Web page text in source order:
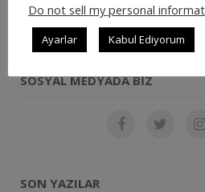
SOSYAL MEDYADA BIZ
SON YAZILAR
Do not sell my personal
Ayarlar Kabul Ediyorum